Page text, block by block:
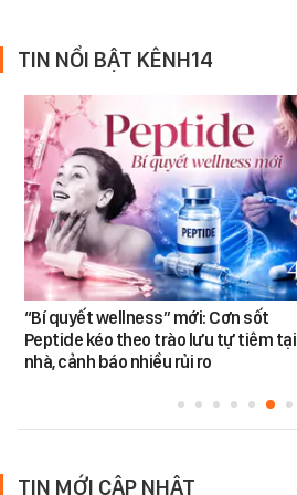
TIN NỔI BẬT KÊNH14
“Bí quyết wellness” mới: Cơn sốt
Peptide kéo theo trào lưu tự tiêm tại
nhà, cảnh báo nhiều rủi ro
TIN MỚI CẬP NHẬT